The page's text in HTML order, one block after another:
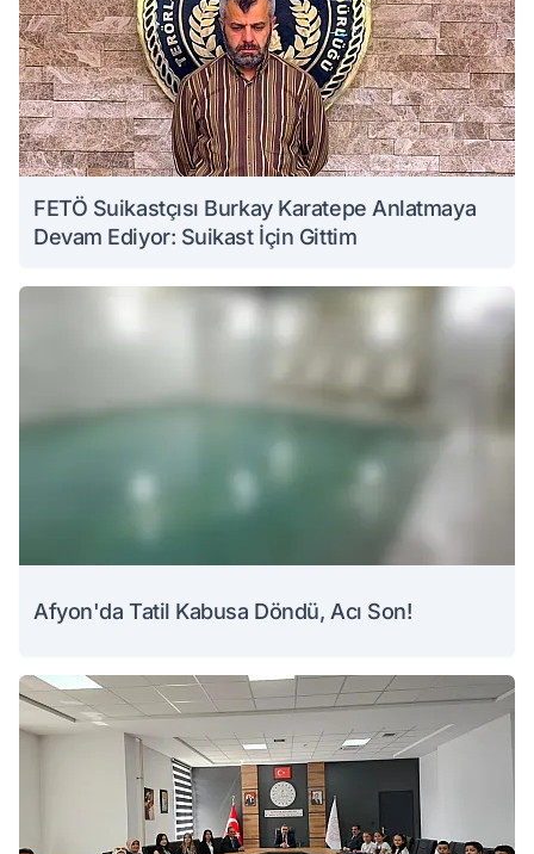
FETÖ Suikastçısı Burkay Karatepe Anlatmaya
Devam Ediyor: Suikast İçin Gittim
Afyon'da Tatil Kabusa Döndü, Acı Son!